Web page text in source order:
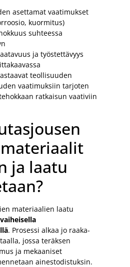
asettamat vaatimukset
kuormitus)
suhteessa
ja työstettävyys
teollisuuden
vaatimuksiin tarjoten
ratkaisun vaativiin
materiaalit
ja laatu
materiaalien laatu
. Prosessi alkaa jo raaka-
jossa teräksen
ja mekaaniset
ainestodistuksin.